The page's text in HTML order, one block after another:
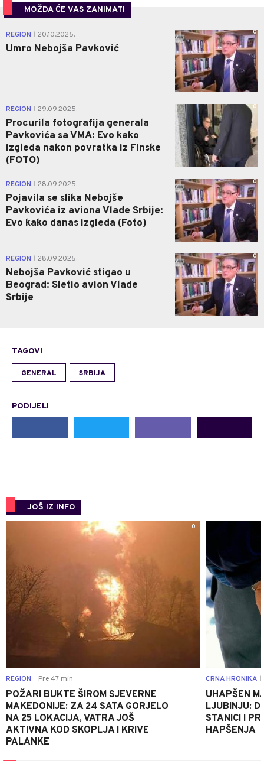
MOŽDA ĆE VAS ZANIMATI
REGION 20.10.2025.
Umro Nebojša Pavković
0
REGION 29.09.2025.
Procurila fotografija generala
Pavkovića sa VMA: Evo kako
izgleda nakon povratka iz Finske
(FOTO)
0
REGION 28.09.2025.
Pojavila se slika Nebojše
Pavkovića iz aviona Vlade Srbije:
Evo kako danas izgleda (Foto)
0
REGION 28.09.2025.
Nebojša Pavković stigao u
Beograd: Sletio avion Vlade
Srbije
0
TAGOVI
GENERAL SRBIJA
PODIJELI
JOŠ IZ INFO
0
REGION Pre 47 min
POŽARI BUKTE ŠIROM SJEVERNE
MAKEDONIJE: ZA 24 SATA GORJELO
NA 25 LOKACIJA, VATRA JOŠ
AKTIVNA KOD SKOPLJA I KRIVE
PALANKE
CRNA HRONIKA
UHAPŠEN
LJUBINJU:
STANICI I
HAPŠENJA